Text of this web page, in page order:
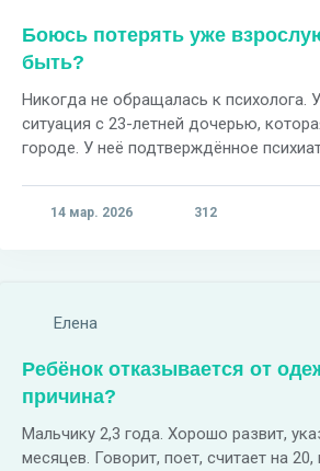
Боюсь потерять уже
быть?
Никогда не обращалась к психолога.
ситуация с 23-летней дочерью,
городе. У неё подтверждённое
14 мар. 2026 312
Елена
Ребёнок отказывается от
причина?
Мальчику 2,3 года. Хорошо развит,
месяцев. Говорит, поет, считает на